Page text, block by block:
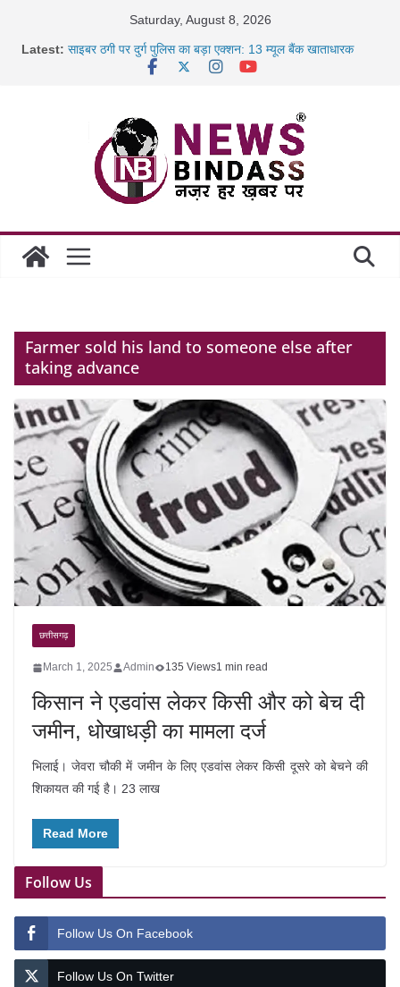
Saturday, August 8, 2026
Latest: साइबर ठगी पर दुर्ग पुलिस का बड़ा एक्शन: 13 म्यूल बैंक खाताधारक
रायपुर में कल्याण ज्वेलर्स में डकैती की साजिश नाकाम, दिल्ली-बिहार
छत्तीसगढ़ में 1460 गोधाम होंगे स्थापित, हर विकासखंड के 10 उत्कृष्ट
गोठानों
Farmer sold his land to someone else after
taking advance
छत्तीसगढ़
March 1, 2025 Admin 135 Views1 min read
किसान ने एडवांस लेकर किसी और को बेच दी
जमीन, धोखाधड़ी का मामला दर्ज
भिलाई। जेवरा चौकी में जमीन के लिए एडवांस लेकर किसी दूसरे को बेचने की
शिकायत की गई है। 23 लाख
Read More
Follow Us
Follow Us On Facebook
Follow Us On Twitter